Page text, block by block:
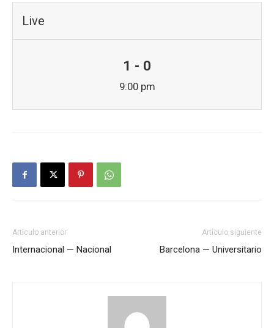
Live
1 - 0
9:00 pm
Artículo anterior
Internacional — Nacional
Artículo siguiente
Barcelona — Universitario